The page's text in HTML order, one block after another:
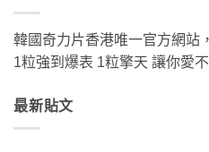
韓國奇力片香港唯一官方網站
1粒強到爆表 1粒擎天 讓你愛不
最新貼文